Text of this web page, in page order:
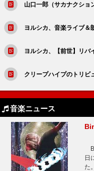
山口一郎（サカナクシ
ヨルシカ、音楽ライブ＆
ヨルシカ、【前世】リバ
クリープハイプのトリビ
音楽ニュース
日
た